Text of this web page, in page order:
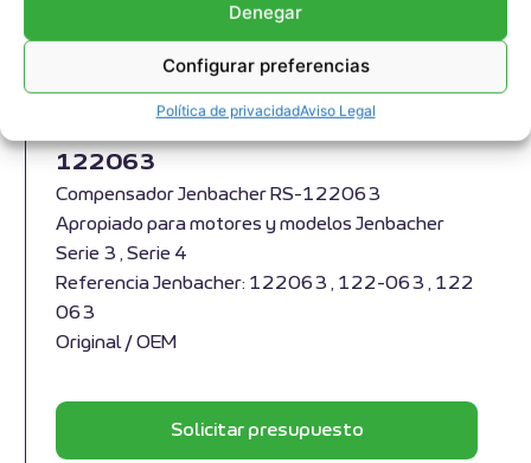
Denegar
Configurar preferencias
Política de privacidadAviso Legal
Compensador Jenbacher RS-
122063
Compensador Jenbacher RS-122063
Apropiado para motores y modelos Jenbacher
Serie 3 , Serie 4
Referencia Jenbacher: 122063 , 122-063 , 122
063
Original / OEM
Solicitar presupuesto